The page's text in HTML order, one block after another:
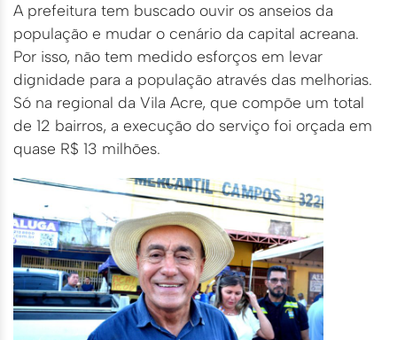
A prefeitura tem buscado ouvir os anseios da
população e mudar o cenário da capital acreana.
Por isso, não tem medido esforços em levar
dignidade para a população através das melhorias.
Só na regional da Vila Acre, que compõe um total
de 12 bairros, a execução do serviço foi orçada em
quase R$ 13 milhões.